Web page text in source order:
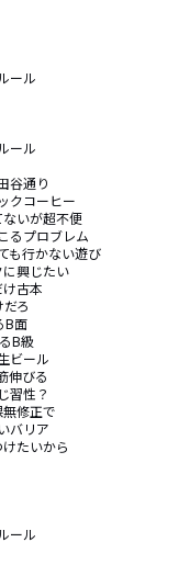
ール
ール
谷通り
クコーヒー
いが超不便
るプロブレム
も行かない遊び
興じたい
古本
ろ
B面
B級
ビール
伸びる
習性？
修正で
バリア
たいから
ール